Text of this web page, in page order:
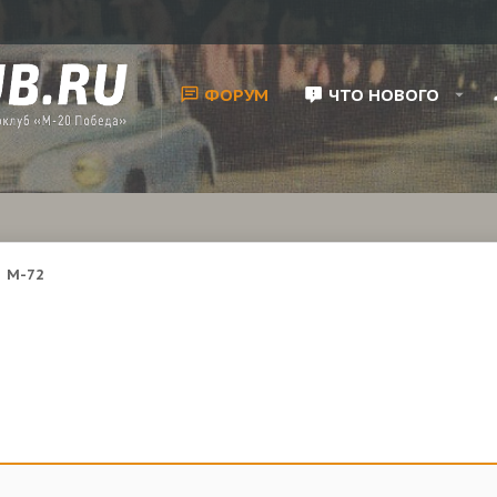
ФОРУМ ЧТО НОВОГО
М-72